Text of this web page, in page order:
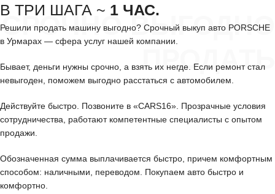
СРОЧНО ВЫГОДНО
ПРОДАТЬ
В ТРИ ШАГА ~ 1 ЧАС.
Решили продать машину выгодно? Срочный выкуп авто PORSCHE
в Урмарах — сфера услуг нашей компании.
Бывает, деньги нужны срочно, а взять их негде. Если ремонт стал
невыгоден, поможем выгодно расстаться с автомобилем.
Действуйте быстро. Позвоните в «CARS16». Прозрачные условия
сотрудничества, работают компетентные специалисты с опытом
продажи.
Обозначенная сумма выплачивается быстро, причем комфортным
способом: наличными, переводом. Покупаем авто быстро и
комфортно.